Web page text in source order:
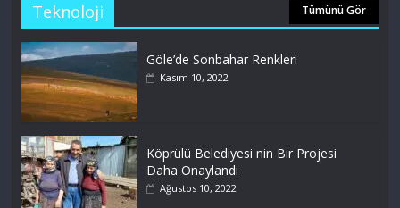
Teknoloji Tümünü Gör
Göle’de Sonbahar Renkleri
Kasım 10, 2022
Köprülü Belediyesi nin Bir Projesi
Daha Onaylandı
Ağustos 10, 2022